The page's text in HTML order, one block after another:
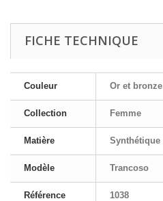
FICHE TECHNIQUE
Couleur Or et bronze
Collection Femme
Matière Synthétique
Modèle Trancoso
Référence 1038